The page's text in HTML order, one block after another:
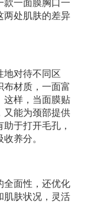
款一面膜胸口一
两处肌肤的差异
地对待不同区
布材质，一面富
这样，当面膜贴
又能为颈部提供
于打开毛孔，
养分。
全面性，还优化
肌肤状况，灵活